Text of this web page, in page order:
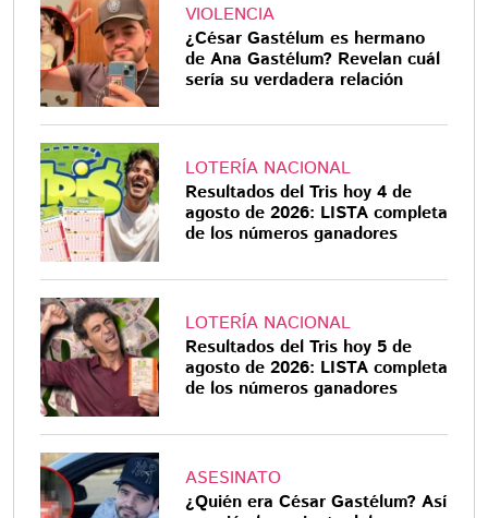
VIOLENCIA
¿César Gastélum es hermano
de Ana Gastélum? Revelan cuál
sería su verdadera relación
LOTERÍA NACIONAL
Resultados del Tris hoy 4 de
agosto de 2026: LISTA completa
de los números ganadores
LOTERÍA NACIONAL
Resultados del Tris hoy 5 de
agosto de 2026: LISTA completa
de los números ganadores
ASESINATO
¿Quién era César Gastélum? Así